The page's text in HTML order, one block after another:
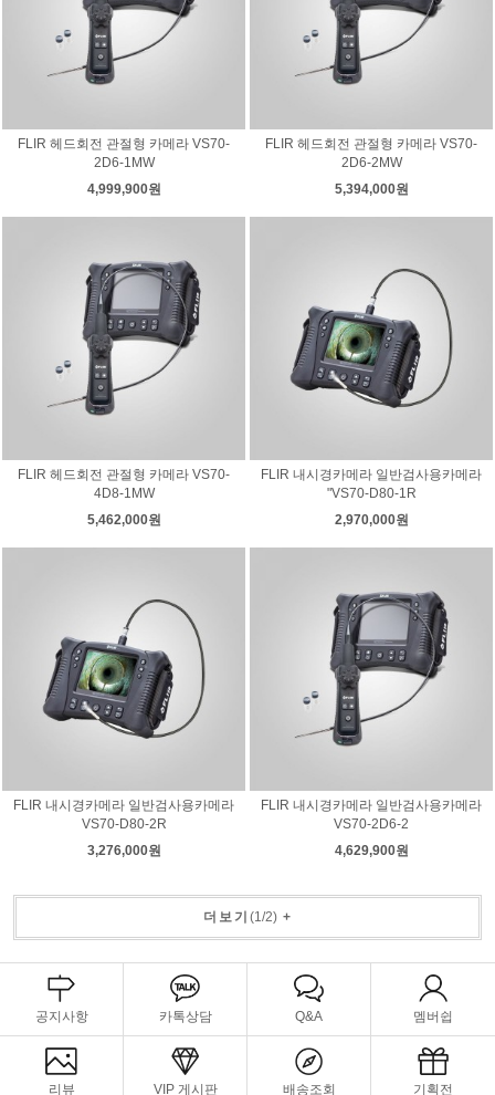
FLIR 헤드회전 관절형 카메라 VS70-
2D6-1MW
4,999,900원
FLIR 헤드회전 관절형 카메라 VS70-
2D6-2MW
5,394,000원
FLIR 헤드회전 관절형 카메라 VS70-
4D8-1MW
5,462,000원
FLIR 내시경카메라 일반검사용카메라
"VS70-D80-1R
2,970,000원
FLIR 내시경카메라 일반검사용카메라
VS70-D80-2R
3,276,000원
FLIR 내시경카메라 일반검사용카메라
VS70-2D6-2
4,629,900원
더보기 (1/2)+
공지사항 카톡상담 Q&A 멤버쉽
리뷰 VIP 게시판 배송조회 기획전